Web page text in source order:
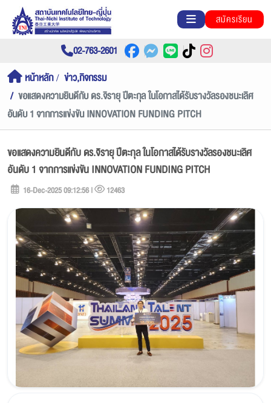
สมัครเรียน
02-763-2601
หน้าหลัก
ข่าว,กิจกรรม
ขอแสดงความยินดีกับ ดร.จิรายุ ปีตะกุล ในโอกาสได้รับรางวัลรองชนะเลิศ
อันดับ 1 จากการแข่งขัน INNOVATION FUNDING PITCH
ขอแสดงความยินดีกับ ดร.จิรายุ ปีตะกุล ในโอกาสได้รับรางวัลรองชนะเลิศ
อันดับ 1 จากการแข่งขัน INNOVATION FUNDING PITCH
16-Dec-2025 09:12:56 | 12463